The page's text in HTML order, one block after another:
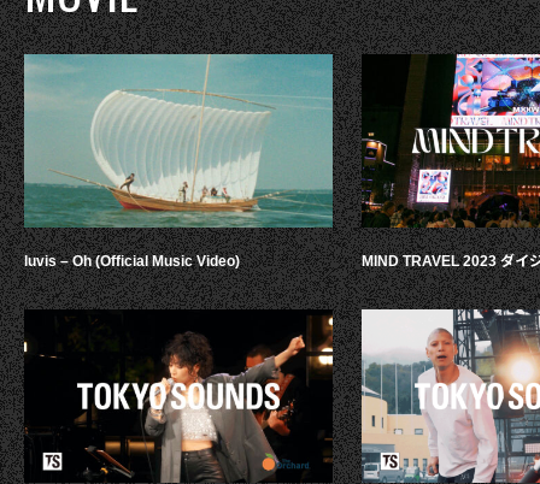
luvis – Oh (Official Music Video) MIND TRAVEL 2023 ダイ